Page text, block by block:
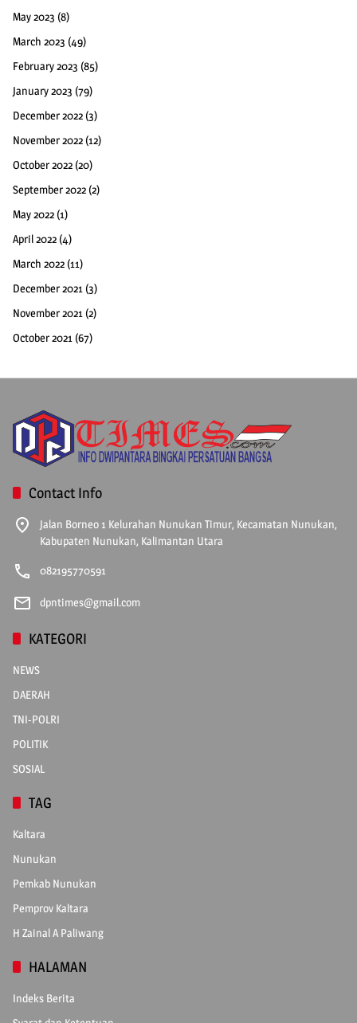
May 2023 (8)
March 2023 (49)
February 2023 (85)
January 2023 (79)
December 2022 (3)
November 2022 (12)
October 2022 (20)
September 2022 (2)
May 2022 (1)
April 2022 (4)
March 2022 (11)
December 2021 (3)
November 2021 (2)
October 2021 (67)
Contact Info
Jalan Borneo 1 Kelurahan Nunukan Timur, Kecamatan Nunukan,
Kabupaten Nunukan, Kalimantan Utara
082195770591
dpntimes@gmail.com
KATEGORI
NEWS
DAERAH
TNI-POLRI
POLITIK
SOSIAL
TAG
Kaltara
Nunukan
Pemkab Nunukan
Pemprov Kaltara
H Zainal A Paliwang
HALAMAN
Indeks Berita